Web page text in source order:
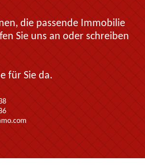
die passende Immobilie
Sie uns an oder schreiben
für Sie da.